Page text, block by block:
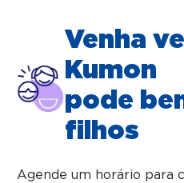
Venha
Kumon
pode
filhos
Agende um horário para